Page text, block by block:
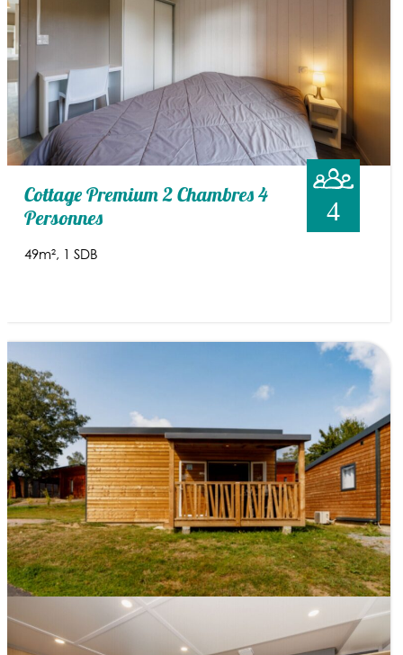
Cottage Premium 2 Chambres 4
Personnes
49m² 1 SDB
4